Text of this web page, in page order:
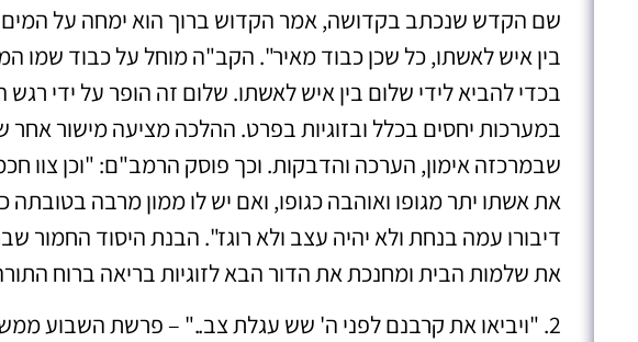
שם הקדש שנכתב בקדושה, אמר הקדוש ברוך הוא ימחה על המים
בין איש לאשתו, כל שכן כבוד מאיר". הקב"ה מוחל על כבוד שמו
בכדי להביא לידי שלום בין איש לאשתו. שלום זה הופר על ידי
במערכות יחסים בכלל ובזוגיות בפרט. ההלכה מציעה מישור אחר
שבמרכזה אימון, הערכה והדבקות. וכך פוסק הרמב"ם: "וכן צוו
את אשתו יתר מגופו ואוהבה כגופו, ואם יש לו ממון מרבה בטובתה
דיבורו עמה בנחת ולא יהיה עצב ולא רוגז". הבנת היסוד החמור
את שלמות הבית ומחנכת את הדור הבא לזוגיות בריאה ברוח
2. "ויביאו את קרבנם לפני ה' שש עגלת צב.." – פרשת השבוע